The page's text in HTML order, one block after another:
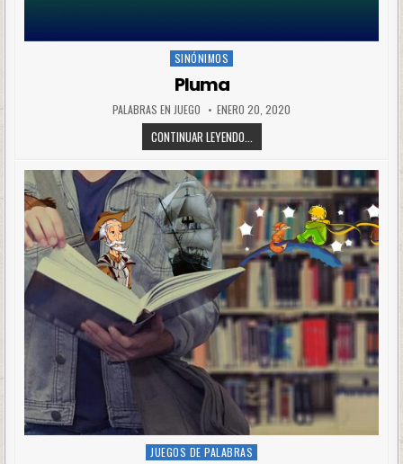
Posted
in
SINÓNIMOS
Pluma
PALABRAS EN JUEGO ENERO 20, 2020
CONTINUAR LEYENDO...
Posted
JUEGOS DE PALABRAS